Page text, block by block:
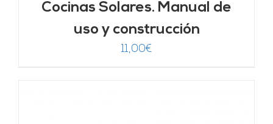
Cocinas Solares. Manual de
uso y construcción
11,00€